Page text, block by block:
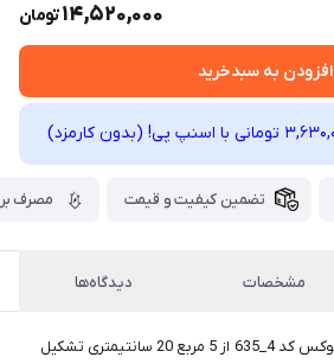
14,520,000تومان
افزودن به سبدخرید
تضمین کیفیت و قیمت مصرف
مشخصات دیدگاه‌ها
لوستر مدرن زیبا و فانتزی و لوکس کد 4_635 از 5 مربع 20 سانتیمتری تشکیل